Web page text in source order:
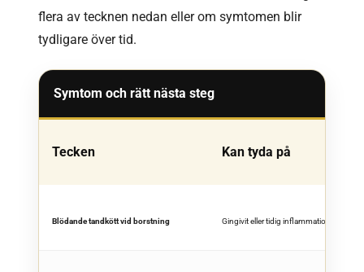
flera av tecknen nedan eller om symtomen blir
tydligare över tid.
Symtom och rätt nästa steg
Tecken Kan tyda på
Blödande tandkött vid borstning Gingivit eller tidig inflammation.